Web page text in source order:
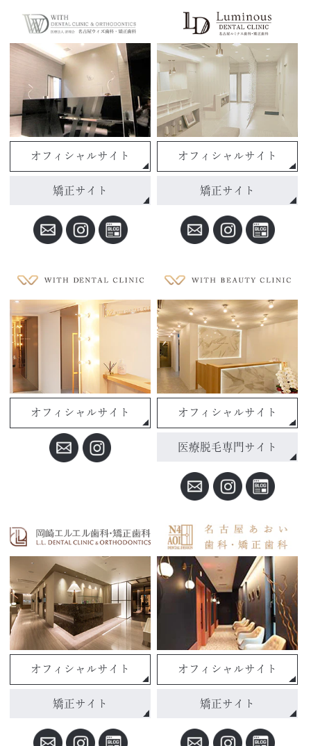
オフィシャルサイト
矯正サイト
オフィシャルサイト
矯正サイト
オフィシャルサイト オフィシャルサイト
医療脱毛専門サイト
オフィシャルサイト
矯正サイト
オフィシャルサイト
矯正サイト